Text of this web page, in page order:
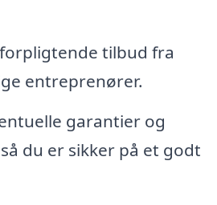
tilbud fra
entreprenører.
garantier og
du er sikker på et godt